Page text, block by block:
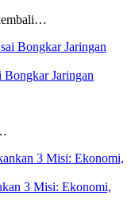
Jaringan
3 Misi: Ekonomi,